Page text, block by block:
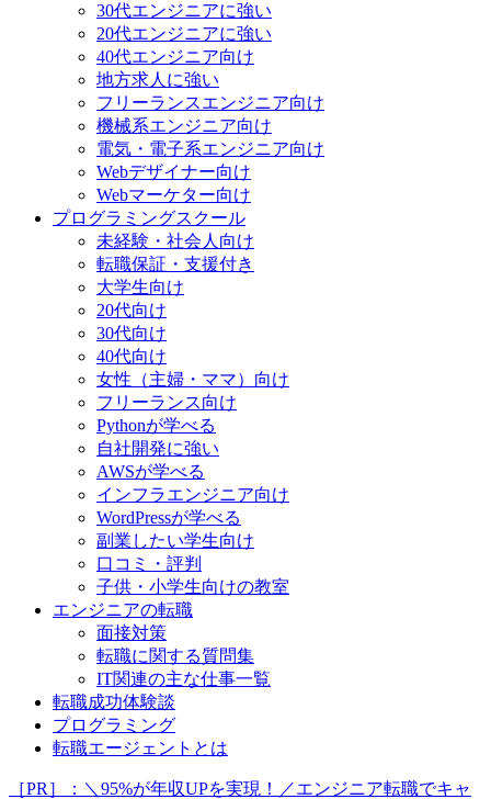
30代エンジニアに強い
20代エンジニアに強い
40代エンジニア向け
地方求人に強い
フリーランスエンジニア向け
機械系エンジニア向け
電気・電子系エンジニア向け
Webデザイナー向け
Webマーケター向け
プログラミングスクール
未経験・社会人向け
転職保証・支援付き
大学生向け
20代向け
30代向け
40代向け
女性（主婦・ママ）向け
フリーランス向け
Pythonが学べる
自社開発に強い
AWSが学べる
インフラエンジニア向け
WordPressが学べる
副業したい学生向け
口コミ・評判
子供・小学生向けの教室
エンジニアの転職
面接対策
転職に関する質問集
IT関連の主な仕事一覧
転職成功体験談
プログラミング
転職エージェントとは
［PR］：＼95%が年収UPを実現！／エンジニア転職でキャ